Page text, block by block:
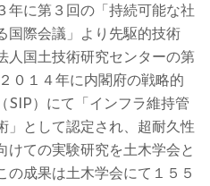
年に第３回の「持続可能な社
国際会議」より先駆的技術
人国土技術研究センターの第
０１４年に内閣府の戦略的
SIP）にて「インフラ維持管
」として認定され、超耐久性
けての実験研究を土木学会と
成果は土木学会にて１５５